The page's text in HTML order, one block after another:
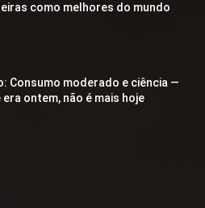
como melhores do mundo
Consumo moderado e ciência —
era ontem, não é mais hoje